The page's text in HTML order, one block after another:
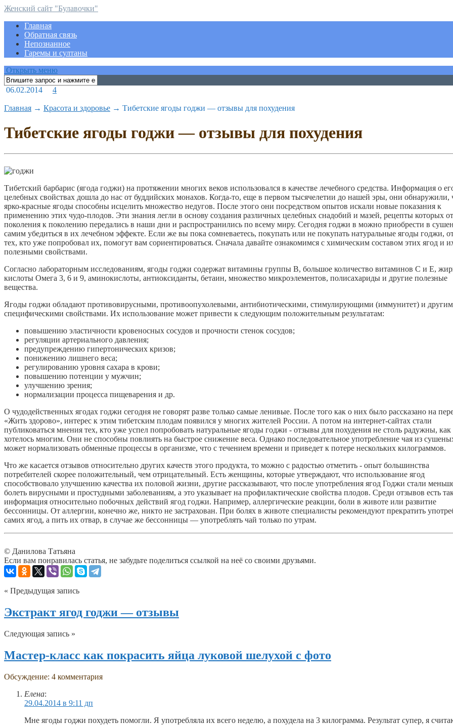
Женский сайт "Булавочки"
Главная
Обратная связь
Непознанное
Гаремы и султаны
Открыть меню
06.02.2014 4
Главная → Красота и здоровье → Тибетские ягоды годжи — отзывы для похудения
Тибетские ягоды годжи — отзывы для похудения
Тибетский барбарис (ягода годжи) на протяжении многих веков использовался в качестве лечебного средства. Информация о
целебных свойствах дошла до нас от буддийских монахов. Когда-то, еще в первом тысячелетии до нашей эры, они обнаружили,
ярко-красные ягоды способны исцелить множество недугов. После этого они посредством опытов искали новые показания к
применению этих чудо-плодов. Эти знания легли в основу создания различных целебных снадобий и мазей, рецепты которых от
поколения к поколению передались в наши дни и распространились по всему миру. Сегодня годжи в можно приобрести в
самим убедиться в их лечебном эффекте. Если же вы пока сомневаетесь, покупать или не покупать натуральные ягоды годжи,
тех, кто уже попробовал их, помогут вам сориентироваться. Сначала давайте ознакомимся с химическим составом этих ягод и
полезными свойствами.
Согласно лабораторным исследованиям, ягоды годжи содержат витамины группы В, большое количество витаминов С и Е,
кислоты Омега 3, 6 и 9, аминокислоты, антиоксиданты, бетаин, множество микроэлементов, полисахариды и другие полезные
вещества.
Ягоды годжи обладают противовирусными, противоопухолевыми, антибиотическими, стимулирующими (иммунитет) и
специфическими свойствами. Их использование может привести к следующим положительным результатам:
повышению эластичности кровеносных сосудов и прочности стенок сосудов;
регуляции артериального давления;
предупреждению гипертонических кризов;
понижению лишнего веса;
регулированию уровня сахара в крови;
повышению потенции у мужчин;
улучшению зрения;
нормализации процесса пищеварения и др.
О чудодейственных ягодах годжи сегодня не говорят разве только самые ленивые. После того как о них было рассказано на
«Жить здорово», интерес к этим тибетским плодам появился у многих жителей России. А потом на интернет-сайтах стали
публиковаться мнения тех, кто уже успел попробовать натуральные ягоды годжи - отзывы для похудения не столь радужны,
хотелось многим. Они не способны повлиять на быстрое снижение веса. Однако последовательное употребление чая из
может нормализовать обменные процессы в организме, что с течением времени и приведет к потере нескольких килограммов.
Что же касается отзывов относительно других качеств этого продукта, то можно с радостью отметить - опыт большинства
потребителей скорее положительный, чем отрицательный. Есть женщины, которые утверждают, что использование ягод
способствовало улучшению качества их половой жизни, другие рассказывают, что после употребления ягод Годжи стали
болеть вирусными и простудными заболеваниям, а это указывает на профилактические свойства плодов. Среди отзывов есть
информация относительно побочных действий ягод годжи. Например, аллергические реакции, боли в животе или развитие
бессонницы. От аллергии, конечно же, никто не застрахован. При болях в животе специалисты рекомендуют прекратить
самих ягод, а пить их отвар, в случае же бессонницы — употреблять чай только по утрам.
© Данилова Татьяна
Если вам понравилась статья, не забудьте поделиться ссылкой на неё со своими друзьями.
« Предыдущая запись
Экстракт ягод годжи — отзывы
Следующая запись »
Мастер-класс как покрасить яйца луковой шелухой с фото
Обсуждение: 4 комментария
Елена:
29.04.2014 в 9:11 дп
Мне ягоды годжи похудеть помогли. Я употребляла их всего неделю, а похудела на 3 килограмма. Результат супер, я